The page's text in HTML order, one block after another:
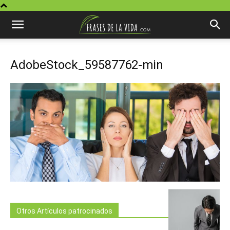
AdobeStock_59587762-min
Otros Artículos patrocinados